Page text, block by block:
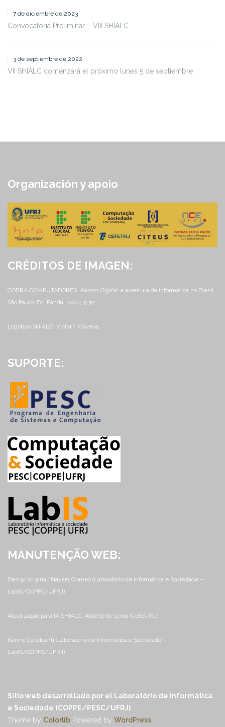
7 de diciembre de 2023
Convocatoria Preliminar – VIII SHIALC
3 de septiembre de 2022
VII SHIALC comenzará el próximo lunes 5 de septiembre
Organización y apoio
CRÉDITOS DE IMAGEN:
COBRA COMPUTADORES. Rastro Digital: a aventura da informática no Brasil.
São Paulo: Ed. Panda, 2004, p.52
Logotipo SHIALC: Victor f. Oliveira.
SUPORTE:
MANUTENÇÃO WEB:
Design original: Nayara Gomes (Laboratório de Informática e Sociedade –
LabIS/COPPE/UFRJ)
Atualização para IX SHIALC: Alberto de Lima (Cefet/RJ)
Karine Cavalcanti (Laboratório de Informática e Sociedade –
LabIS/COPPE/UFRJ)
Sitio web desarrollado por el Laboratório de Informática
e Sociedade (COPPE/PESC/UFRJ)
Theme by Colorlib Powered by WordPress